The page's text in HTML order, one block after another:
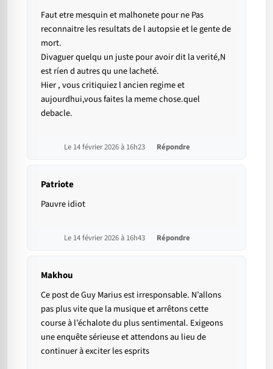
Faut etre mesquin et malhonete pour ne Pas
reconnaitre les resultats de l autopsie et le gente de
mort.
Divaguer quelqu un juste pour avoir dit la verité,N
est ríen d autres qu une lacheté.
Hier , vous critiquiez l ancien regime et
aujourdhui,vous faites la meme chose.quel
debacle.
Le 14 février 2026 à 16h23 Répondre
Patriote
Pauvre idiot
Le 14 février 2026 à 16h43 Répondre
Makhou
Ce post de Guy Marius est irresponsable. N’allons
pas plus vite que la musique et arrêtons cette
course à l’échalote du plus sentimental. Exigeons
une enquête sérieuse et attendons au lieu de
continuer à exciter les esprits